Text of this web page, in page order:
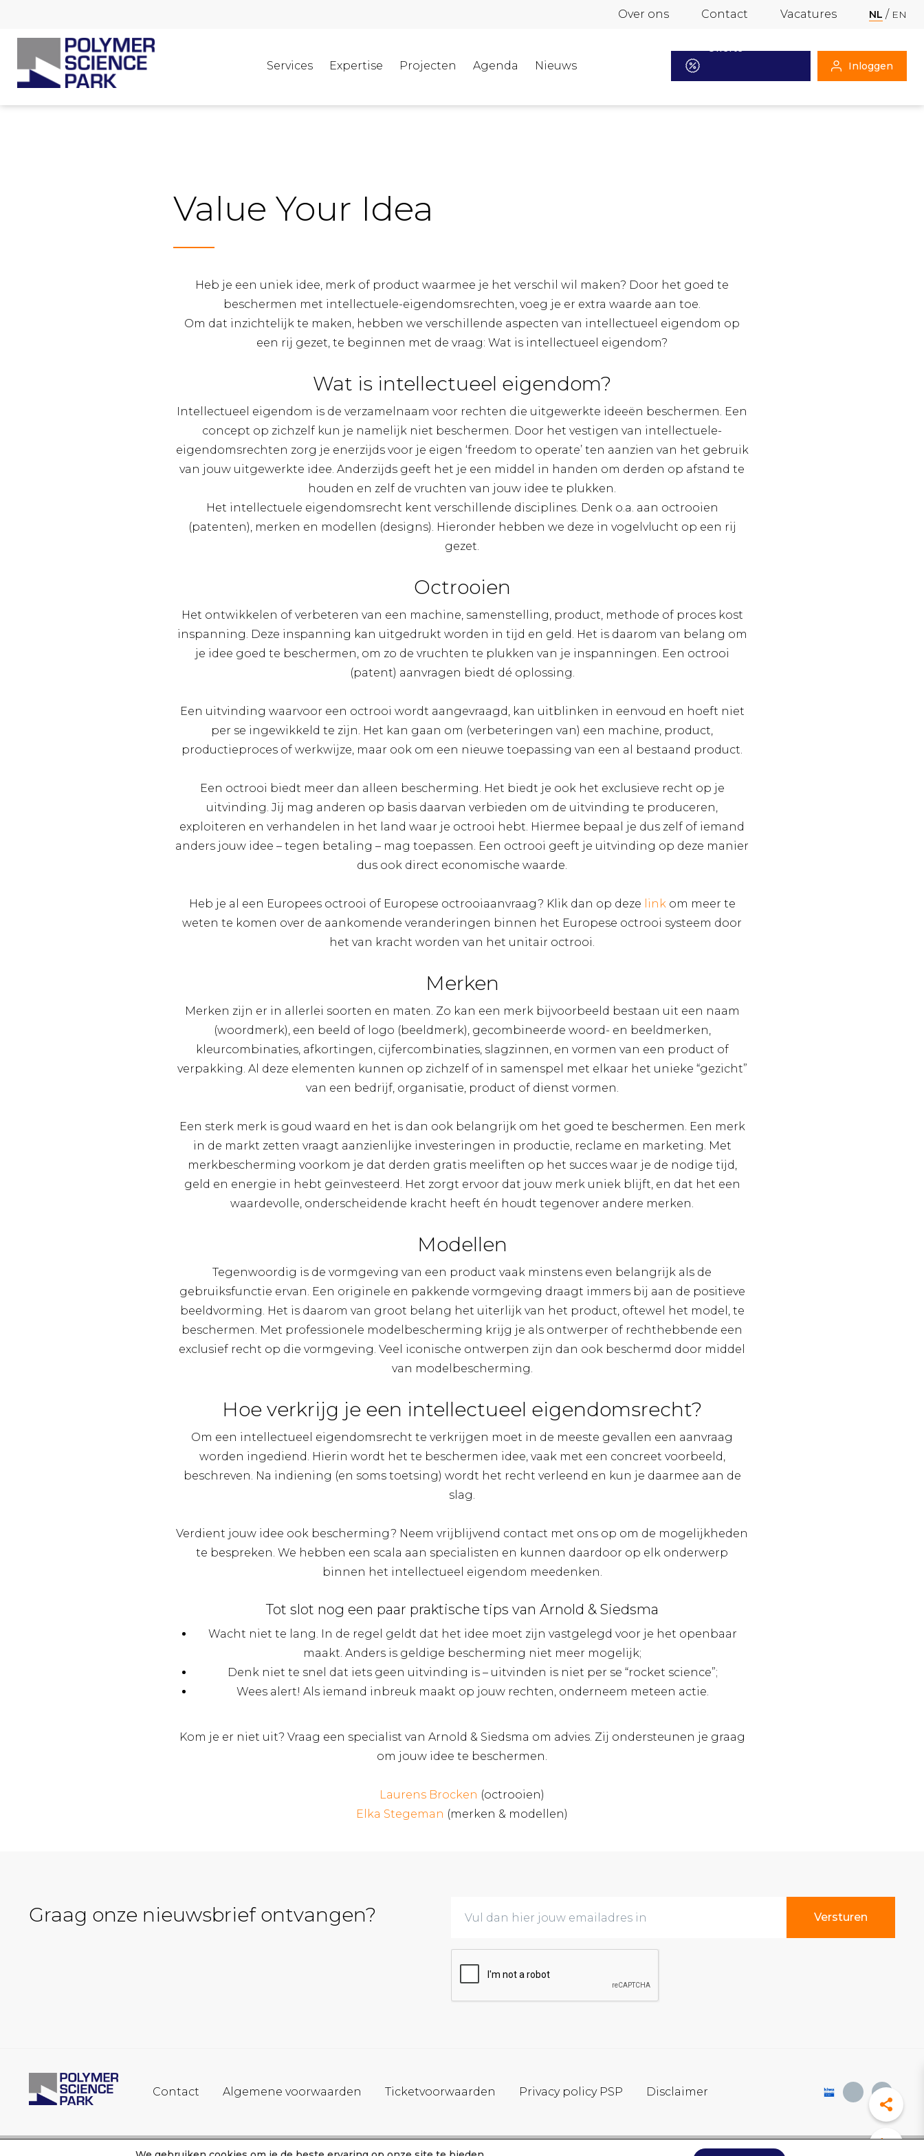
Over ons Contact Vacatures NL EN
Services Expertise Projecten Agenda Nieuws
Offerte
aanvragen
Inloggen
Value Your Idea
Heb je een uniek idee, merk of product waarmee je het verschil wil maken? Door het goed te
beschermen met intellectuele-eigendomsrechten, voeg je er extra waarde aan toe.
Om dat inzichtelijk te maken, hebben we verschillende aspecten van intellectueel eigendom op
een rij gezet, te beginnen met de vraag: Wat is intellectueel eigendom?
Wat is intellectueel eigendom?
Intellectueel eigendom is de verzamelnaam voor rechten die uitgewerkte ideeën beschermen. Een
concept op zichzelf kun je namelijk niet beschermen. Door het vestigen van intellectuele-
eigendomsrechten zorg je enerzijds voor je eigen ‘freedom to operate’ ten aanzien van het gebruik
van jouw uitgewerkte idee. Anderzijds geeft het je een middel in handen om derden op afstand te
houden en zelf de vruchten van jouw idee te plukken.
Het intellectuele eigendomsrecht kent verschillende disciplines. Denk o.a. aan octrooien
(patenten), merken en modellen (designs). Hieronder hebben we deze in vogelvlucht op een rij
gezet.
Octrooien
Het ontwikkelen of verbeteren van een machine, samenstelling, product, methode of proces kost
inspanning. Deze inspanning kan uitgedrukt worden in tijd en geld. Het is daarom van belang om
je idee goed te beschermen, om zo de vruchten te plukken van je inspanningen. Een octrooi
(patent) aanvragen biedt dé oplossing.
Een uitvinding waarvoor een octrooi wordt aangevraagd, kan uitblinken in eenvoud en hoeft niet
per se ingewikkeld te zijn. Het kan gaan om (verbeteringen van) een machine, product,
productieproces of werkwijze, maar ook om een nieuwe toepassing van een al bestaand product.
Een octrooi biedt meer dan alleen bescherming. Het biedt je ook het exclusieve recht op je
uitvinding. Jij mag anderen op basis daarvan verbieden om de uitvinding te produceren,
exploiteren en verhandelen in het land waar je octrooi hebt. Hiermee bepaal je dus zelf of iemand
anders jouw idee – tegen betaling – mag toepassen. Een octrooi geeft je uitvinding op deze manier
dus ook direct economische waarde.
Heb je al een Europees octrooi of Europese octrooiaanvraag? Klik dan op deze linkom meer te
weten te komen over de aankomende veranderingen binnen het Europese octrooi systeem door
het van kracht worden van het unitair octrooi.
Merken
Merken zijn er in allerlei soorten en maten. Zo kan een merk bijvoorbeeld bestaan uit een naam
(woordmerk), een beeld of logo (beeldmerk), gecombineerde woord- en beeldmerken,
kleurcombinaties, afkortingen, cijfercombinaties, slagzinnen, en vormen van een product of
verpakking. Al deze elementen kunnen op zichzelf of in samenspel met elkaar het unieke “gezicht”
van een bedrijf, organisatie, product of dienst vormen.
Een sterk merk is goud waard en het is dan ook belangrijk om het goed te beschermen. Een merk
in de markt zetten vraagt aanzienlijke investeringen in productie, reclame en marketing. Met
merkbescherming voorkom je dat derden gratis meeliften op het succes waar je de nodige tijd,
geld en energie in hebt geïnvesteerd. Het zorgt ervoor dat jouw merk uniek blijft, en dat het een
waardevolle, onderscheidende kracht heeft én houdt tegenover andere merken.
Modellen
Tegenwoordig is de vormgeving van een product vaak minstens even belangrijk als de
gebruiksfunctie ervan. Een originele en pakkende vormgeving draagt immers bij aan de positieve
beeldvorming. Het is daarom van groot belang het uiterlijk van het product, oftewel het model, te
beschermen. Met professionele modelbescherming krijg je als ontwerper of rechthebbende een
exclusief recht op die vormgeving. Veel iconische ontwerpen zijn dan ook beschermd door middel
van modelbescherming.
Hoe verkrijg je een intellectueel eigendomsrecht?
Om een intellectueel eigendomsrecht te verkrijgen moet in de meeste gevallen een aanvraag
worden ingediend. Hierin wordt het te beschermen idee, vaak met een concreet voorbeeld,
beschreven. Na indiening (en soms toetsing) wordt het recht verleend en kun je daarmee aan de
slag.
Verdient jouw idee ook bescherming? Neem vrijblijvend contact met ons op om de mogelijkheden
te bespreken. We hebben een scala aan specialisten en kunnen daardoor op elk onderwerp
binnen het intellectueel eigendom meedenken.
Tot slot nog een paar praktische tips van Arnold & Siedsma
Wacht niet te lang. In de regel geldt dat het idee moet zijn vastgelegd voor je het openbaar
maakt. Anders is geldige bescherming niet meer mogelijk;
Denk niet te snel dat iets geen uitvinding is – uitvinden is niet per se “rocket science”;
Wees alert! Als iemand inbreuk maakt op jouw rechten, onderneem meteen actie.
Kom je er niet uit? Vraag een specialist van Arnold & Siedsma om advies. Zij ondersteunen je graag
om jouw idee te beschermen.
Laurens Brocken (octrooien)
Elka Stegeman (merken & modellen)
Graag onze nieuwsbrief ontvangen?
Contact Algemene voorwaarden Ticketvoorwaarden Privacy policy PSP Disclaimer